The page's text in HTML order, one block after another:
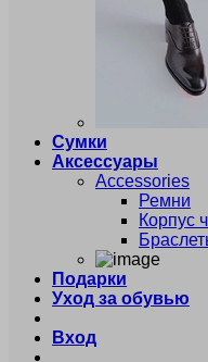
Сумки
Аксессуары
Accessories
Ремни
Корпус
Подарки
Уход за обувью
Вход